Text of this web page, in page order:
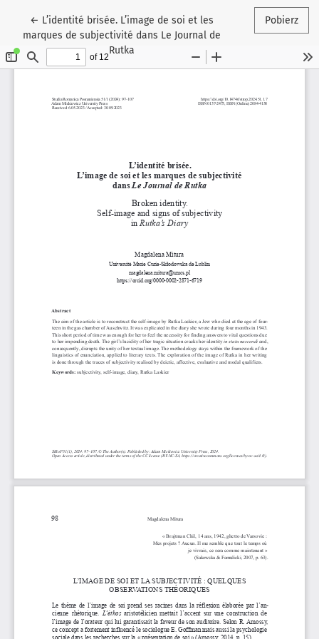
← Wróć do szczegółów artykułu
L’identité brisée. L’image de soi et les
marques de subjectivité dans Le Journal de
Rutka
Pobierz